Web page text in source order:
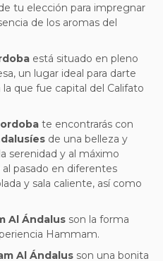
tu elección para impregnar
de los aromas del
está situado en pleno
un lugar ideal para darte
que fue capital del Califato
te encontrarás con
de una belleza y
serenidad y al máximo
pasado en diferentes
y sala caliente, así como
Al Ándalus son la forma
Hammam.
Al Ándalus son una bonita